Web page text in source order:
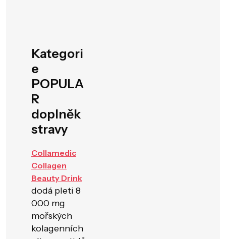
Kategori
e
POPULA
R
doplněk
stravy
Collamedic
Collagen
Beauty Drink
dodá pleti 8
000 mg
mořských
kolagenních